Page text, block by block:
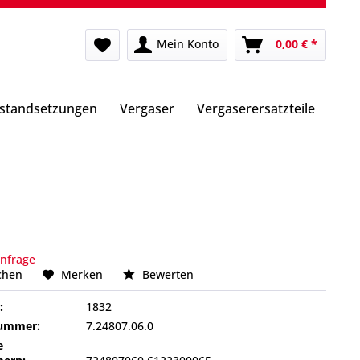
Mein Konto 0,00 € *
Vergaser Vergaserersatzteile
Merken Bewerten
1832
7.24807.06.0